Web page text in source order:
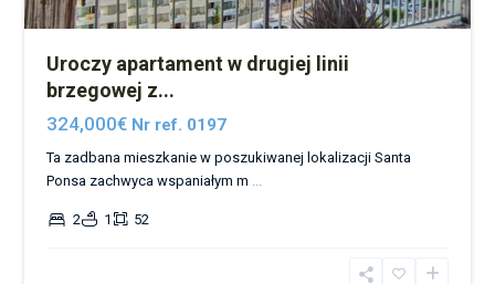
Uroczy apartament w drugiej linii
brzegowej z...
324,000€ Nr ref. 0197
Ta zadbana mieszkanie w poszukiwanej lokalizacji Santa
Ponsa zachwyca wspaniałym m ...
2 1 52